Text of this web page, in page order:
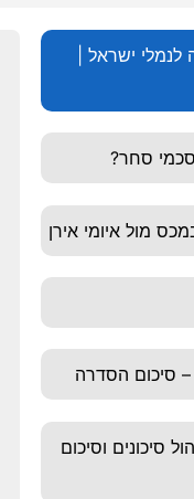
תחזית מלאה לנמלי ישראל |
סחר?
מול איומי אירן
– סיכום הסדרה
ניהול סיכונים וסיכום